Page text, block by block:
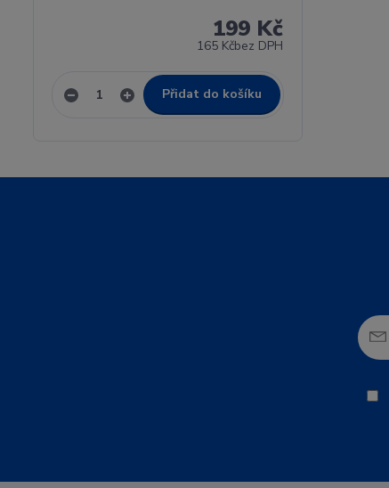
199 Kč
165 Kčbez DPH
Přidat do košíku